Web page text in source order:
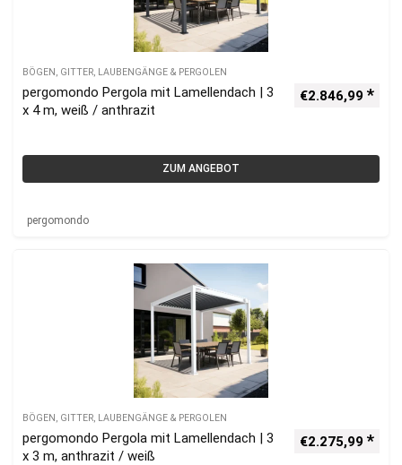
BÖGEN, GITTER, LAUBENGÄNGE & PERGOLEN
pergomondo Pergola mit Lamellendach | 3
x 4 m, weiß / anthrazit
€2.846,99
ZUM ANGEBOT
pergomondo
BÖGEN, GITTER, LAUBENGÄNGE & PERGOLEN
pergomondo Pergola mit Lamellendach | 3
x 3 m, anthrazit / weiß
€2.275,99